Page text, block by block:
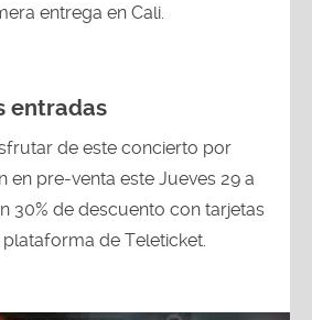
entrega en Cali.
entradas
de este concierto por
en pre-venta este Jueves 29 a
30% de descuento con tarjetas
de Teleticket.